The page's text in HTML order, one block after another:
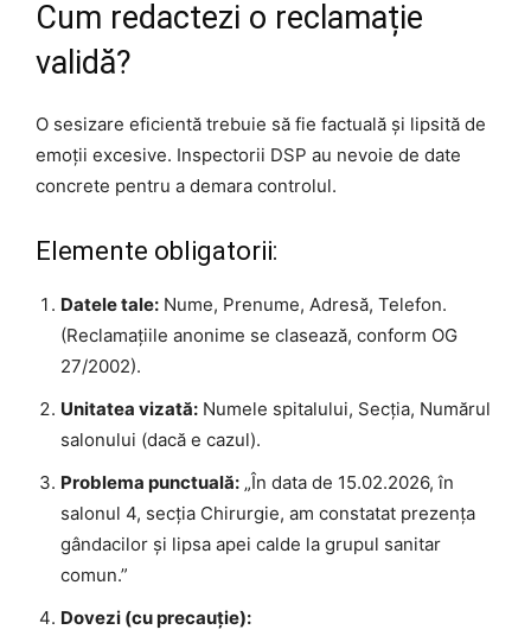
Cum redactezi o reclamație
validă?
O sesizare eficientă trebuie să fie factuală și lipsită de
emoții excesive. Inspectorii DSP au nevoie de date
concrete pentru a demara controlul.
Elemente obligatorii:
Datele tale: Nume, Prenume, Adresă, Telefon.
(Reclamațiile anonime se clasează, conform OG
27/2002).
Unitatea vizată: Numele spitalului, Secția, Numărul
salonului (dacă e cazul).
Problema punctuală: „În data de 15.02.2026, în
salonul 4, secția Chirurgie, am constatat prezența
gândacilor și lipsa apei calde la grupul sanitar
comun.”
Dovezi (cu precauție):